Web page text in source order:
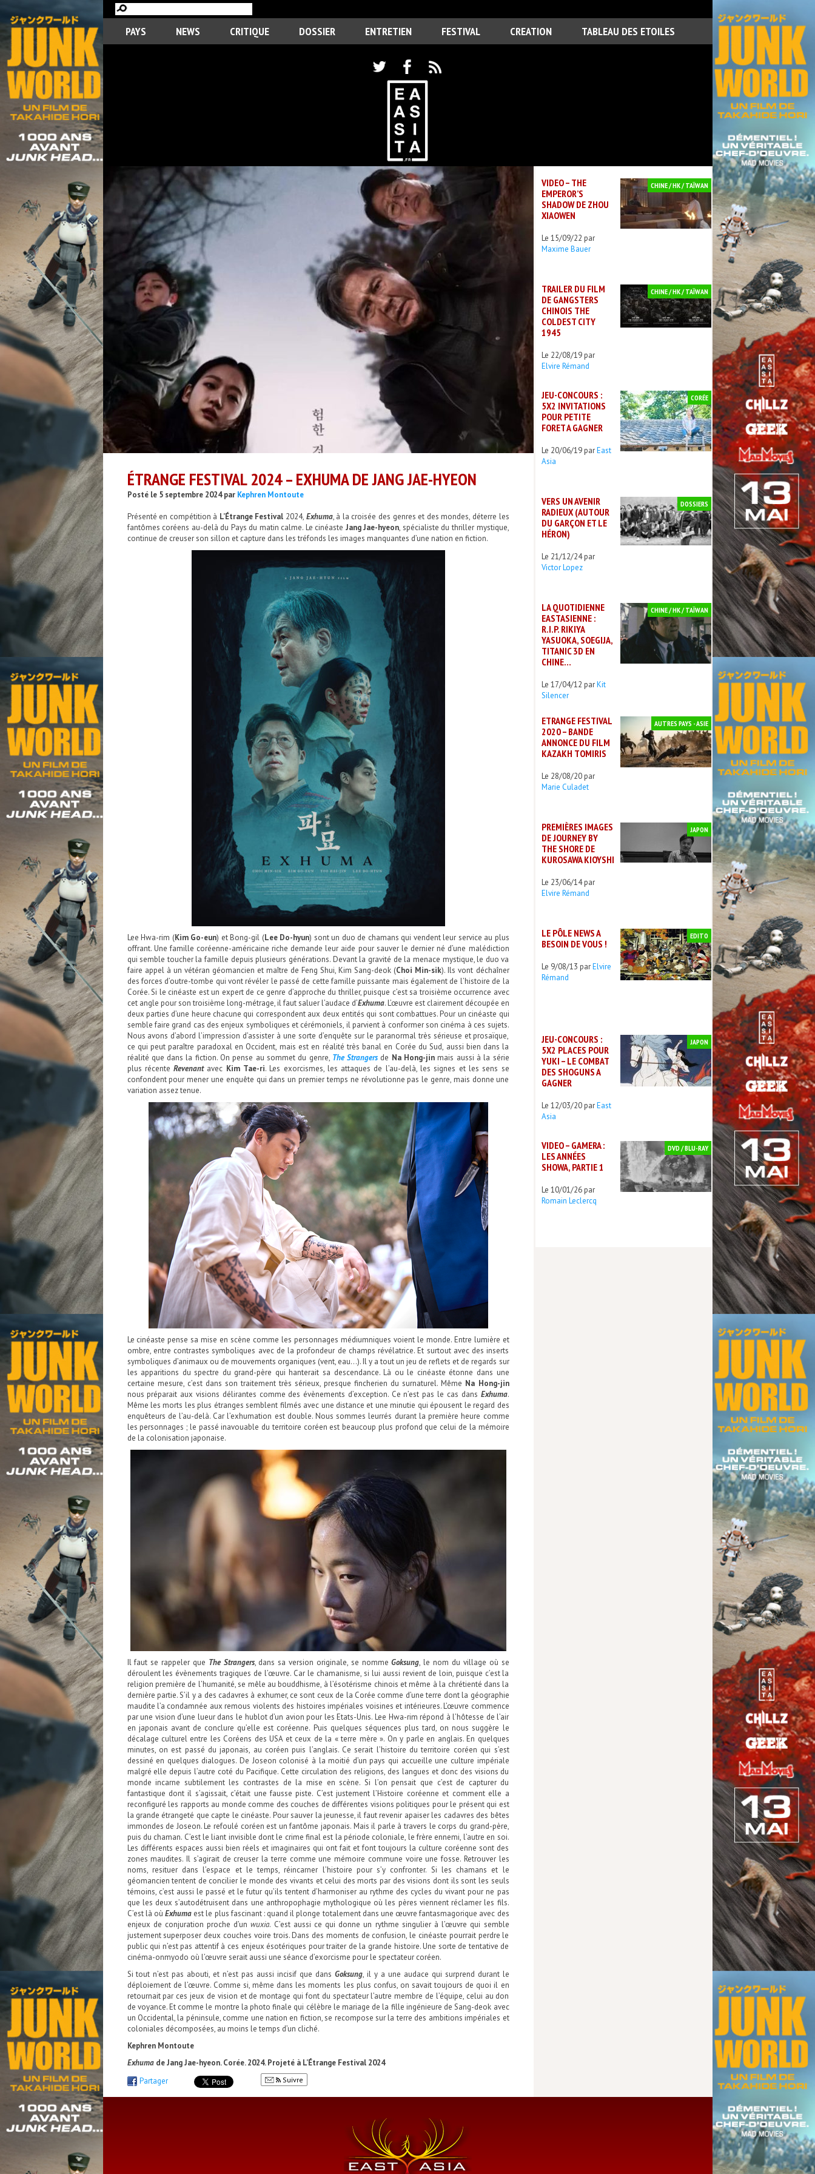
PAYS NEWS CRITIQUE DOSSIER ENTRETIEN FESTIVAL CREATION TABLEAU DES ETOILES
ÉTRANGE FESTIVAL 2024 – EXHUMA DE JANG JAE-HYEON
Posté le 5 septembre 2024 par Kephren Montoute
Présenté en compétition à L’Étrange Festival 2024, Exhuma, à la croisée des genres et des mondes, déterre les
fantômes coréens au-delà du Pays du matin calme. Le cinéaste Jang Jae-hyeon, spécialiste du thriller mystique,
continue de creuser son sillon et capture dans les tréfonds les images manquantes d’une nation en fiction.
Lee Hwa-rim (Kim Go-eun) et Bong-gil (Lee Do-hyun) sont un duo de chamans qui vendent leur service au plus
offrant. Une famille coréenne-américaine riche demande leur aide pour sauver le dernier né d’une malédiction
qui semble toucher la famille depuis plusieurs générations. Devant la gravité de la menace mystique, le duo va
faire appel à un vétéran géomancien et maître de Feng Shui, Kim Sang-deok (Choi Min-sik). Ils vont déchaîner
des forces d’outre-tombe qui vont révéler le passé de cette famille puissante mais également de l’histoire de la
Corée. Si le cinéaste est un expert de ce genre d’approche du thriller, puisque c’est sa troisième occurrence avec
cet angle pour son troisième long-métrage, il faut saluer l’audace d’Exhuma. L’œuvre est clairement découpée en
deux parties d’une heure chacune qui correspondent aux deux entités qui sont combattues. Pour un cinéaste qui
semble faire grand cas des enjeux symboliques et cérémoniels, il parvient à conformer son cinéma à ces sujets.
Nous avons d’abord l’impression d’assister à une sorte d’enquête sur le paranormal très sérieuse et prosaïque,
ce qui peut paraître paradoxal en Occident, mais est en réalité très banal en Corée du Sud, aussi bien dans la
réalité que dans la fiction. On pense au sommet du genre, The Strangers de Na Hong-jin mais aussi à la série
plus récenteRevenantavec Kim Tae-ri. Les exorcismes, les attaques de l’au-delà, les signes et les sens se
confondent pour mener une enquête qui dans un premier temps ne révolutionne pas le genre, mais donne une
variation assez tenue.
Le cinéaste pense sa mise en scène comme les personnages médiumniques voient le monde. Entre lumière et
ombre, entre contrastes symboliques avec de la profondeur de champs révélatrice. Et surtout avec des inserts
symboliques d’animaux ou de mouvements organiques (vent, eau…). Il y a tout un jeu de reflets et de regards sur
les apparitions du spectre du grand-père qui hanterait sa descendance. Là ou le cinéaste étonne dans une
certaine mesure, c’est dans son traitement très sérieux, presque fincherien du surnaturel. Même Na Hong-jin
nous préparait aux visions délirantes comme des évènements d’exception. Ce n’est pas le cas dans Exhuma.
Même les morts les plus étranges semblent filmés avec une distance et une minutie qui épousent le regard des
enquêteurs de l’au-delà. Car l’exhumation est double. Nous sommes leurrés durant la première heure comme
les personnages ; le passé inavouable du territoire coréen est beaucoup plus profond que celui de la mémoire
de la colonisation japonaise.
Il faut se rappeler que The Strangers, dans sa version originale, se nommeGoksung, le nom du village où se
déroulent les évènements tragiques de l’œuvre. Car le chamanisme, si lui aussi revient de loin, puisque c’est la
religion première de l’humanité, se mêle au bouddhisme, à l’ésotérisme chinois et même à la chrétienté dans la
dernière partie. S’il y a des cadavres à exhumer, ce sont ceux de la Corée comme d’une terre dont la géographie
maudite l’a condamnée aux remous violents des histoires impériales voisines et intérieures. L’œuvre commence
par une vision d’une lueur dans le hublot d’un avion pour les Etats-Unis. Lee Hwa-rim répond à l’hôtesse de l’air
en japonais avant de conclure qu’elle est coréenne. Puis quelques séquences plus tard, on nous suggère le
décalage culturel entre les Coréens des USA et ceux de la « terre mère ». On y parle en anglais. En quelques
minutes, on est passé du japonais, au coréen puis l’anglais. Ce serait l’histoire du territoire coréen qui s’est
dessiné en quelques dialogues. De Joseon colonisé à la moitié d’un pays qui accueille une culture impériale
malgré elle depuis l’autre coté du Pacifique. Cette circulation des religions, des langues et donc des visions du
monde incarne subtilement les contrastes de la mise en scène. Si l’on pensait que c’est de capturer du
fantastique dont il s’agissait, c’était une fausse piste. C’est justement l’Histoire coréenne et comment elle a
reconfiguré les rapports au monde comme des couches de différentes visions politiques pour le présent qui est
la grande étrangeté que capte le cinéaste. Pour sauver la jeunesse, il faut revenir apaiser les cadavres des bêtes
immondes de Joseon. Le refoulé coréen est un fantôme japonais. Mais il parle à travers le corps du grand-père,
puis du chaman. C’est le liant invisible dont le crime final est la période coloniale, le frère ennemi, l’autre en soi.
Les différents espaces aussi bien réels et imaginaires qui ont fait et font toujours la culture coréenne sont des
zones maudites. Il s’agirait de creuser la terre comme une mémoire commune voire une fosse. Retrouver les
noms, resituer dans l’espace et le temps, réincarner l’histoire pour s’y confronter. Si les chamans et le
géomancien tentent de concilier le monde des vivants et celui des morts par des visions dont ils sont les seuls
témoins, c’est aussi le passé et le futur qu’ils tentent d’harmoniser au rythme des cycles du vivant pour ne pas
que les deux s’autodétruisent dans une anthropophagie mythologique où les pères viennent réclamer les fils.
C’est là où Exhuma est le plus fascinant : quand il plonge totalement dans une œuvre fantasmagorique avec des
enjeux de conjuration proche d’unwuxia. C’est aussi ce qui donne un rythme singulier à l’œuvre qui semble
justement superposer deux couches voire trois. Dans des moments de confusion, le cinéaste pourrait perdre le
public qui n’est pas attentif à ces enjeux ésotériques pour traiter de la grande histoire. Une sorte de tentative de
cinéma-onmyodo où l’œuvre serait aussi une séance d’exorcisme pour le spectateur coréen.
Si tout n’est pas abouti, et n’est pas aussi incisif que dans Goksung, il y a une audace qui surprend durant le
déploiement de l’œuvre. Comme si, même dans les moments les plus confus, on savait toujours de quoi il en
retournait par ces jeux de vision et de montage qui font du spectateur l’autre membre de l’équipe, celui au don
de voyance. Et comme le montre la photo finale qui célèbre le mariage de la fille ingénieure de Sang-deok avec
un Occidental, la péninsule, comme une nation en fiction, se recompose sur la terre des ambitions impériales et
coloniales décomposées, au moins le temps d’un cliché.
Kephren Montoute
Exhumade Jang Jae-hyeon. Corée. 2024. Projeté à L’Étrange Festival 2024
Partager
Suivre
VIDEO – THE
EMPEROR’S
SHADOW DE ZHOU
XIAOWEN
Le 15/09/22 par
Maxime Bauer
CHINE / HK / TAÏWAN
TRAILER DU FILM
DE GANGSTERS
CHINOIS THE
COLDEST CITY
1945
Le 22/08/19 par
Elvire Rémand
CHINE / HK / TAÏWAN
JEU-CONCOURS :
5X2 INVITATIONS
POUR PETITE
FORET A GAGNER
Le 20/06/19 parEast
Asia
CORÉE
VERS UN AVENIR
RADIEUX (AUTOUR
DU GARÇON ET LE
HÉRON)
Le 21/12/24 par
Victor Lopez
DOSSIERS
LA QUOTIDIENNE
EASTASIENNE :
R.I.P. RIKIYA
YASUOKA, SOEGIJA,
TITANIC 3D EN
CHINE…
Le 17/04/12 parKit
Silencer
CHINE / HK / TAÏWAN
ETRANGE FESTIVAL
2020 – BANDE
ANNONCE DU FILM
KAZAKH TOMIRIS
Le 28/08/20 par
Marie Culadet
AUTRES PAYS - ASIE
PREMIÈRES IMAGES
DE JOURNEY BY
THE SHORE DE
KUROSAWA KIOYSHI
Le 23/06/14 par
Elvire Rémand
JAPON
LE PÔLE NEWS A
BESOIN DE VOUS !
Le 9/08/13 parElvire
Rémand
EDITO
JEU-CONCOURS :
5X2 PLACES POUR
YUKI – LE COMBAT
DES SHOGUNS A
GAGNER
Le 12/03/20 parEast
Asia
JAPON
VIDEO – GAMERA :
LES ANNÉES
SHOWA, PARTIE 1
Le 10/01/26 par
Romain Leclercq
DVD / BLU-RAY